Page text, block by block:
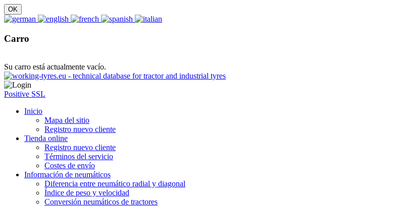
Carro
Su carro está actualmente vacío.
Positive SSL
Inicio
Mapa del sitio
Registro nuevo cliente
Tienda online
Registro nuevo cliente
Términos del servicio
Costes de envío
Información de neumáticos
Diferencia entre neumático radial y diagonal
Índice de peso y velocidad
Conversión neumáticos de tractores